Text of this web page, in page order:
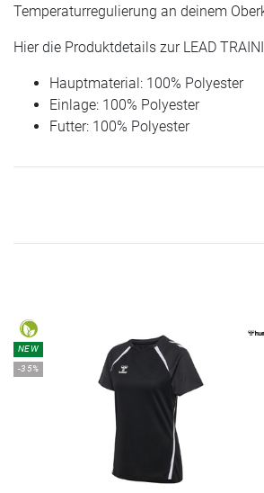
Temperaturregulierung an deinem
Hier die Produktdetails zur LEAD
Hauptmaterial: 100% Polyester
Einlage: 100% Polyester
Futter: 100% Polyester
NEW
-35%